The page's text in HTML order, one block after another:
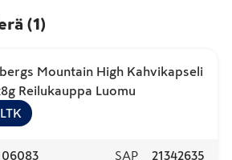
(1)
Mountain High Kahvikapseli
Reilukauppa Luomu
LTK
SAP 21342635